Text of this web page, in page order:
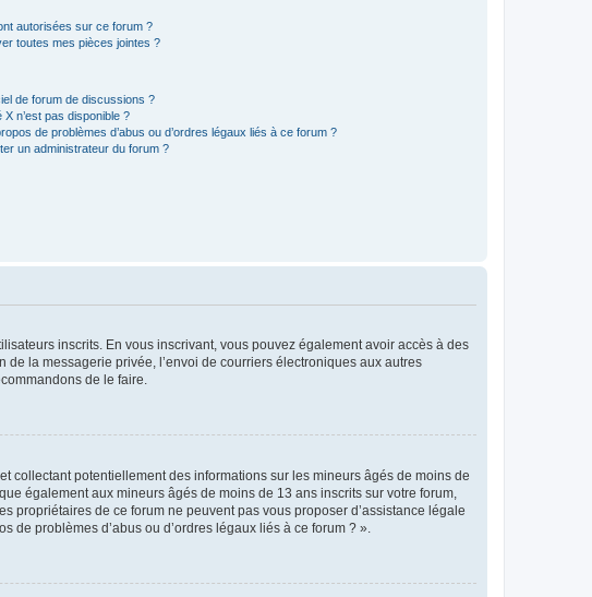
autorisées sur ce forum ?
toutes mes pièces jointes ?
de forum de discussions ?
n’est pas disponible ?
de problèmes d’abus ou d’ordres légaux liés à ce forum ?
un administrateur du forum ?
inscrits. En vous inscrivant, vous pouvez également avoir accès à des
la messagerie privée, l’envoi de courriers électroniques aux autres
de le faire.
collectant potentiellement des informations sur les mineurs âgés de moins de
également aux mineurs âgés de moins de 13 ans inscrits sur votre forum,
de ce forum ne peuvent pas vous proposer d’assistance légale
problèmes d’abus ou d’ordres légaux liés à ce forum ? ».